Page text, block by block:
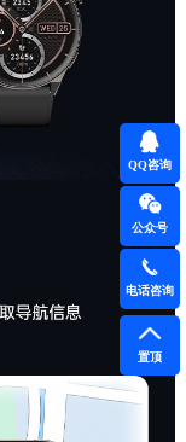
QQ咨询
公众号
电话咨询
置顶